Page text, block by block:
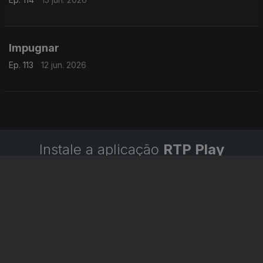
Impugnar
Ep. 113 12 jun. 2026
Instale a aplicação RTP Play